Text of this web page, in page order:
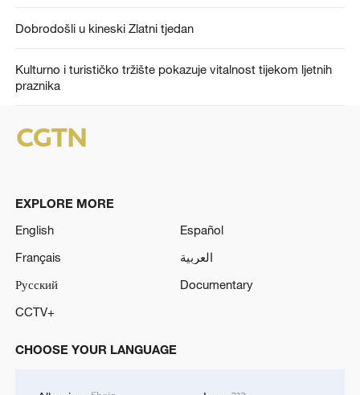
Dobrodošli u kineski Zlatni tjedan
Kulturno i turističko tržište pokazuje vitalnost tijekom ljetnih
praznika
EXPLORE MORE
English
Español
Français
العربية
Русский
Documentary
CCTV+
CHOOSE YOUR LANGUAGE